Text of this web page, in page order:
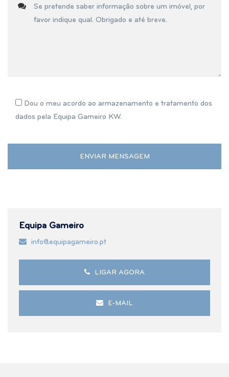
Dou o meu acordo ao armazenamento e tratamento dos
dados pela Equipa Gameiro KW.
Equipa Gameiro
info@equipagameiro.pt
LIGAR AGORA
E-MAIL